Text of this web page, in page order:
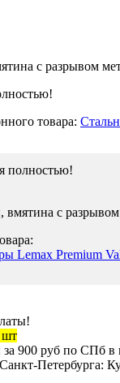
с разрывом
товара:
полностью!
вмятина с
Lemax Premium
шт
900 руб по СПб в
Петербурга: